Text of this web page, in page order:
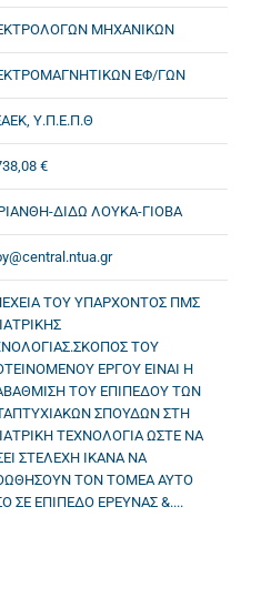
ΜΗΧΑΝΙΚΩΝ
ΕΦ/ΓΩΝ
Υ.Π.Ε.Π.Θ
€
ΔΙΔΩ ΛΟΥΚΑ-ΓΙΟΒΑ
ΤΟΥ ΥΠΑΡΧΟΝΤΟΣ ΠΜΣ
ΤΟΥ
ΕΡΓΟΥ ΕΙΝΑΙ Η
ΤΟΥ ΕΠΙΠΕΔΟΥ ΤΩΝ
ΣΠΟΥΔΩΝ ΣΤΗ
ΤΕΧΝΟΛΟΓΙΑ ΩΣΤΕ ΝΑ
ΣΤΕΛΕΧΗ ΙΚΑΝΑ ΝΑ
ΤΟΝ ΤΟΜΕΑ ΑΥΤΟ
ΣΕ ΕΠΙΠΕΔΟ ΕΡΕΥΝΑΣ &....